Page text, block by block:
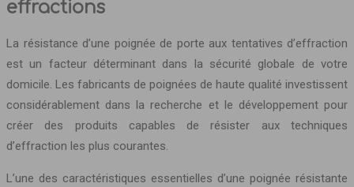
effractions
La résistance d’une poignée de porte aux tentatives d’effraction
est un facteur déterminant dans la sécurité globale de votre
domicile. Les fabricants de poignées de haute qualité investissent
considérablement dans la recherche et le développement pour
créer des produits capables de résister aux techniques
d’effraction les plus courantes.
L’une des caractéristiques essentielles d’une poignée résistante